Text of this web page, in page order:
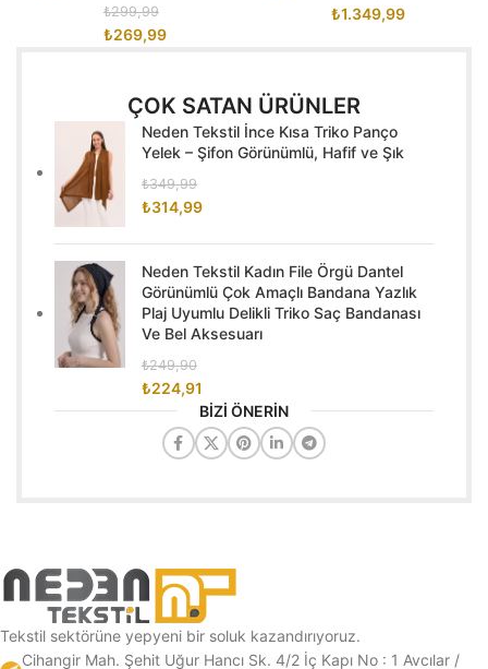
₺299,99
₺269,99
₺1.349,99
ÇOK SATAN ÜRÜNLER
Neden Tekstil İnce Kısa Triko Panço
Yelek – Şifon Görünümlü, Hafif ve Şık
₺349,99
₺314,99
Neden Tekstil Kadın File Örgü Dantel
Görünümlü Çok Amaçlı Bandana Yazlık
Plaj Uyumlu Delikli Triko Saç Bandanası
Ve Bel Aksesuarı
₺249,90
₺224,91
BİZİ ÖNERİN
Tekstil sektörüne yepyeni bir soluk kazandırıyoruz.
Cihangir Mah. Şehit Uğur Hancı Sk. 4/2 İç Kapı No : 1 Avcılar /